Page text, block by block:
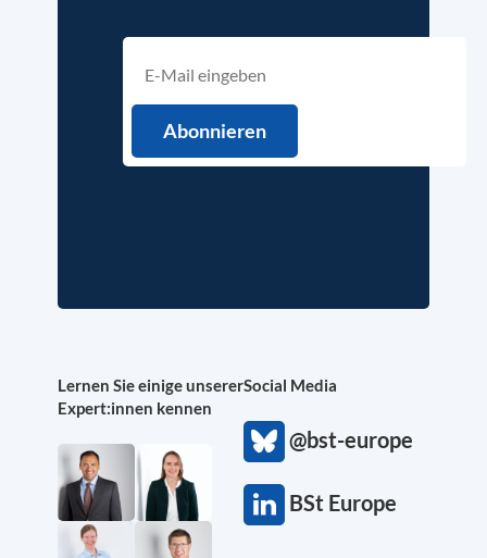
Lernen Sie einige unserer
Expert:innen kennen
Social Media
@bst-europe
BSt Europe